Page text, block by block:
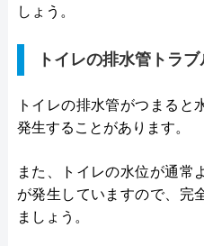
しょう。
トイレの排水管トラ
トイレの排水管がつまると
発生することがあります。
また、トイレの水位が通常
が発生していますので、完
ましょう。